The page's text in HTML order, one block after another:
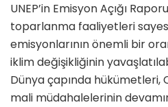
UNEP’in Emisyon Açığı
toparlanma faaliyetleri
emisyonlarının önemli bir
iklim değişikliğinin
Dünya çapında hükümetleri,
mali müdahalelerinin